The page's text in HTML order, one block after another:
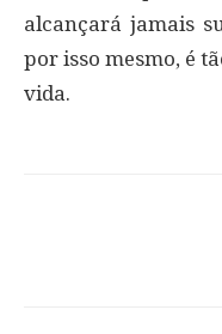
alcançará jamais
por isso mesmo, é
vida.